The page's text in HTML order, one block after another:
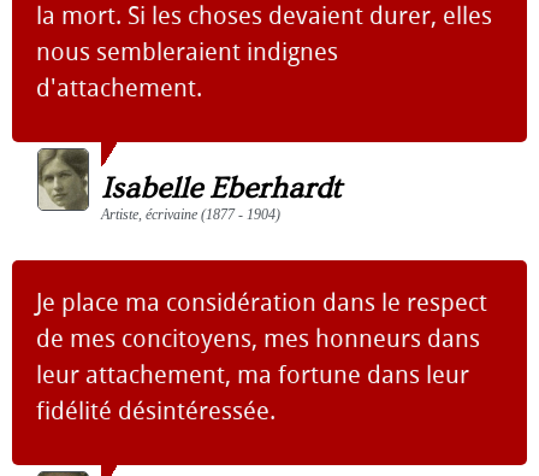
la mort. Si les choses devaient durer, elles
nous sembleraient indignes
d'attachement.
Isabelle Eberhardt
Artiste, écrivaine (1877 - 1904)
Je place ma considération dans le respect
de mes concitoyens, mes honneurs dans
leur attachement, ma fortune dans leur
fidélité désintéressée.